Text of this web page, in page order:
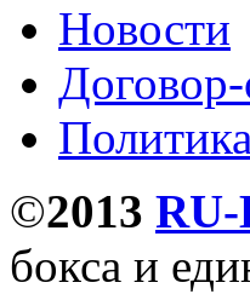
Новости
©2013
бокса и